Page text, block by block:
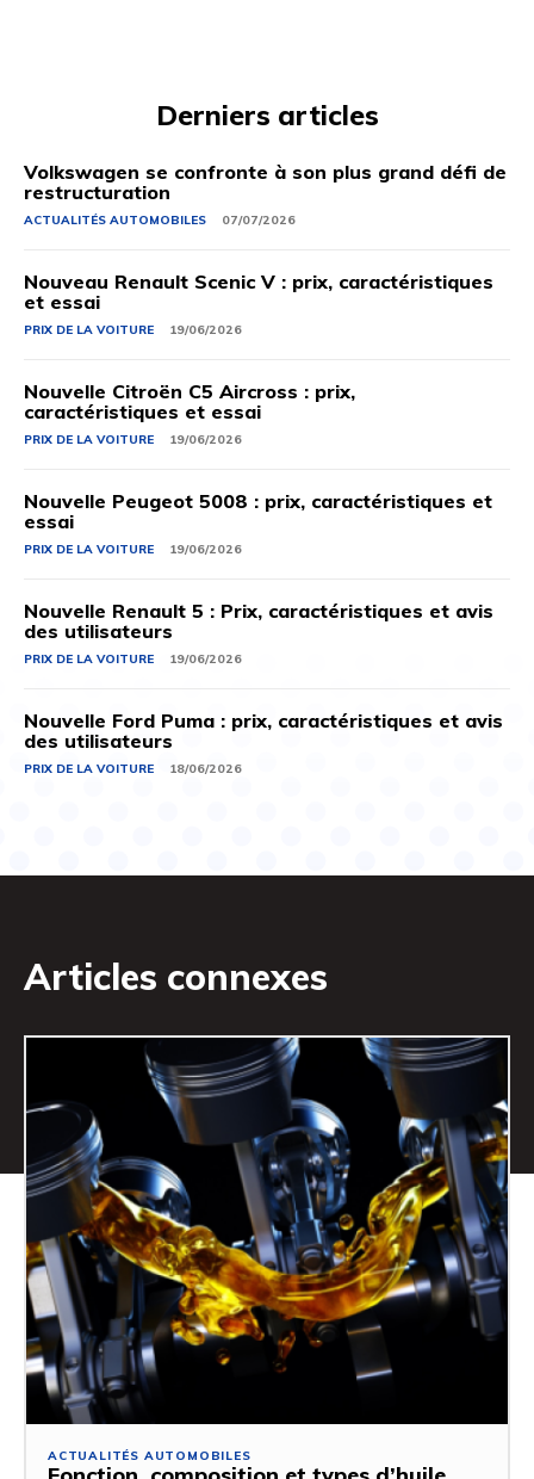
Derniers articles
Volkswagen se confronte à son plus grand défi de
restructuration
ACTUALITÉS AUTOMOBILES 07/07/2026
Nouveau Renault Scenic V : prix, caractéristiques
et essai
PRIX ​​DE LA VOITURE 19/06/2026
Nouvelle Citroën C5 Aircross : prix,
caractéristiques et essai
PRIX ​​DE LA VOITURE 19/06/2026
Nouvelle Peugeot 5008 : prix, caractéristiques et
essai
PRIX ​​DE LA VOITURE 19/06/2026
Nouvelle Renault 5 : Prix, caractéristiques et avis
des utilisateurs
PRIX ​​DE LA VOITURE 19/06/2026
Nouvelle Ford Puma : prix, caractéristiques et avis
des utilisateurs
PRIX ​​DE LA VOITURE 18/06/2026
Articles connexes
ACTUALITÉS AUTOMOBILES